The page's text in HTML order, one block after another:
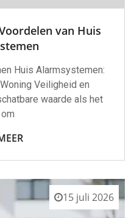
van Huis
Huis Alarmsystemen:
Veiligheid en
waarde als het
15 juli 2026